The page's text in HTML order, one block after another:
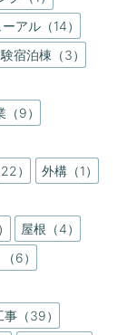
アル（14）
宿泊棟（3）
（9）
）
外構（1）
屋根（4）
6）
事（39）